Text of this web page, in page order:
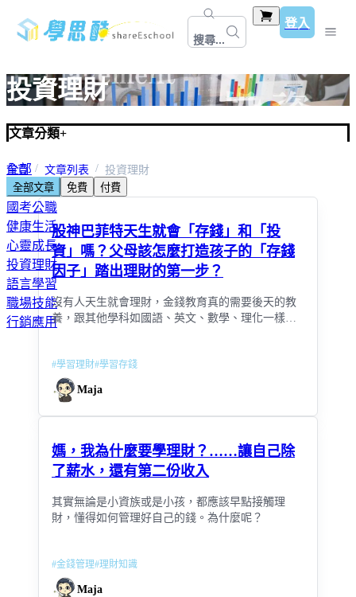
搜尋...
登入
投資理財
文章分類+
全部
教師資格考＆甄試
國考公職
健康生活
心靈成長
投資理財
語言學習
職場技能
行銷應用
首頁 文章列表
投資理財
全部文章
免費 付費
股神巴菲特天生就會「存錢」和「投
資」嗎？父母該怎麼打造孩子的「存錢
因子」踏出理財的第一步？
沒有人天生就會理財，金錢教育真的需要後天的教
養，跟其他學科如國語、英文、數學、理化一樣，
#學習理財#學習存錢
Maja
媽，我為什麼要學理財？……讓自己除
了薪水，還有第二份收入
其實無論是小資族或是小孩，都應該早點接觸理
財，懂得如何管理好自己的錢。為什麼呢？
#金錢管理#理財知識
Maja